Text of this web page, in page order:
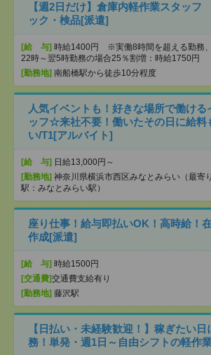
【週2日だけ】倉庫内軽作業スタッ
ック・検品[派遣]
[給 与] 時給1400円 ※実働8時間を超える勤務、
22時～翌5時勤務の場合25％割増：時給1750円
[勤務地] 南船橋駅から徒歩10分程度
人気イベントも！好きな場所で働ける
ッフ☆来社不要！働いたその日に給料
い/T1[アルバイト]
[給 与] 日給13,000円～
[勤務地] 神奈川県横浜市西区みなとみらい（最寄り
駅：みなとみらい駅）
座り仕事！給与即払いOK！高時給！
作成[派遣]
[給 与] 時給1500円
[交通費]交通費支給有り
[勤務地] 藤沢駅
【日払い・未経験歓迎！】稼ぎたい
務！単発・週1日～自由シフトの軽作